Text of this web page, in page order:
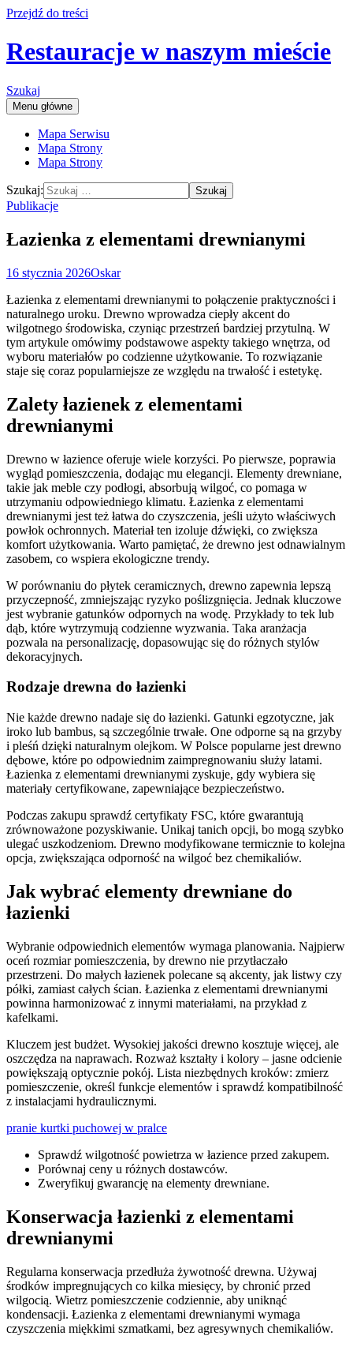
Przejdź do treści
Restauracje w naszym mieście
Szukaj
Menu główne
Mapa Serwisu
Mapa Strony
Mapa Strony
Szukaj:
Publikacje
Łazienka z elementami drewnianymi
16 stycznia 2026Oskar
Łazienka z elementami drewnianymi to połączenie praktyczności i
naturalnego uroku. Drewno wprowadza ciepły akcent do
wilgotnego środowiska, czyniąc przestrzeń bardziej przytulną. W
tym artykule omówimy podstawowe aspekty takiego wnętrza, od
wyboru materiałów po codzienne użytkowanie. To rozwiązanie
staje się coraz popularniejsze ze względu na trwałość i estetykę.
Zalety łazienek z elementami
drewnianymi
Drewno w łazience oferuje wiele korzyści. Po pierwsze, poprawia
wygląd pomieszczenia, dodając mu elegancji. Elementy drewniane,
takie jak meble czy podłogi, absorbują wilgoć, co pomaga w
utrzymaniu odpowiedniego klimatu. Łazienka z elementami
drewnianymi jest też łatwa do czyszczenia, jeśli użyto właściwych
powłok ochronnych. Materiał ten izoluje dźwięki, co zwiększa
komfort użytkowania. Warto pamiętać, że drewno jest odnawialnym
zasobem, co wspiera ekologiczne trendy.
W porównaniu do płytek ceramicznych, drewno zapewnia lepszą
przyczepność, zmniejszając ryzyko poślizgnięcia. Jednak kluczowe
jest wybranie gatunków odpornych na wodę. Przykłady to tek lub
dąb, które wytrzymują codzienne wyzwania. Taka aranżacja
pozwala na personalizację, dopasowując się do różnych stylów
dekoracyjnych.
Rodzaje drewna do łazienki
Nie każde drewno nadaje się do łazienki. Gatunki egzotyczne, jak
iroko lub bambus, są szczególnie trwałe. One odporne są na grzyby
i pleśń dzięki naturalnym olejkom. W Polsce popularne jest drewno
dębowe, które po odpowiednim zaimpregnowaniu służy latami.
Łazienka z elementami drewnianymi zyskuje, gdy wybiera się
materiały certyfikowane, zapewniające bezpieczeństwo.
Podczas zakupu sprawdź certyfikaty FSC, które gwarantują
zrównoważone pozyskiwanie. Unikaj tanich opcji, bo mogą szybko
ulegać uszkodzeniom. Drewno modyfikowane termicznie to kolejna
opcja, zwiększająca odporność na wilgoć bez chemikaliów.
Jak wybrać elementy drewniane do
łazienki
Wybranie odpowiednich elementów wymaga planowania. Najpierw
oceń rozmiar pomieszczenia, by drewno nie przytłaczało
przestrzeni. Do małych łazienek polecane są akcenty, jak listwy czy
półki, zamiast całych ścian. Łazienka z elementami drewnianymi
powinna harmonizować z innymi materiałami, na przykład z
kafelkami.
Kluczem jest budżet. Wysokiej jakości drewno kosztuje więcej, ale
oszczędza na naprawach. Rozważ kształty i kolory – jasne odcienie
powiększają optycznie pokój. Lista niezbędnych kroków: zmierz
pomieszczenie, określ funkcje elementów i sprawdź kompatibilność
z instalacjami hydraulicznymi.
pranie kurtki puchowej w pralce
Sprawdź wilgotność powietrza w łazience przed zakupem.
Porównaj ceny u różnych dostawców.
Zweryfikuj gwarancję na elementy drewniane.
Konserwacja łazienki z elementami
drewnianymi
Regularna konserwacja przedłuża żywotność drewna. Używaj
środków impregnujących co kilka miesięcy, by chronić przed
wilgocią. Wietrz pomieszczenie codziennie, aby uniknąć
kondensacji. Łazienka z elementami drewnianymi wymaga
czyszczenia miękkimi szmatkami, bez agresywnych chemikaliów.